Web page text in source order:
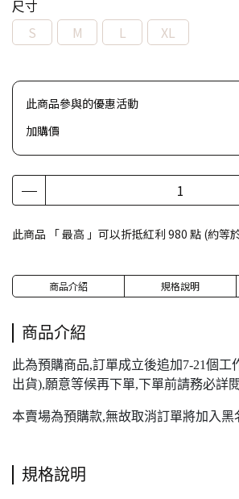
尺寸
S
M L XL
此商品參與的優惠活動
加購價
此商品 「 最高 」可以折抵紅利 980 點 (約等
商品介紹 規格說明
商品介紹
此為預購商品,訂單成立後追加7-21個工
出貨),願意等候再下單,下單前請務必詳
本賣場為預購款,無故取消訂單將加入黑
規格說明